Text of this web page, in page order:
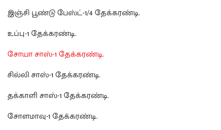
இஞ்சி பூண்டு பேஸ்ட்-1/4 தேக்கரண்டி.
உப்பு-1 தேக்கரண்டி.
சோயா சாஸ்-1 தேக்கரண்டி.
சில்லி சாஸ்-1 தேக்கரண்டி.
தக்காளி சாஸ்-1 தேக்கரண்டி.
சோளமாவு-1 தேக்கரண்டி.